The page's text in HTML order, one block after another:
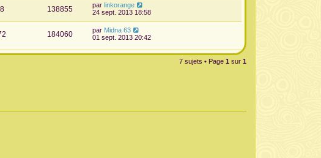
8 138855 par linkorange
24 sept. 2013 18:58
184060 par Midna 63
01 sept. 2013 20:42
7 sujets • Page 1 sur 1